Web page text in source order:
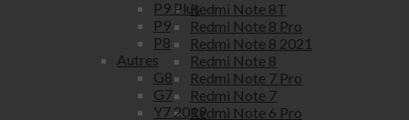
Redmi Note 8T
Redmi Note 8 Pro
Redmi Note 8 2021
Redmi Note 8
Redmi Note 7 Pro
Redmi Note 7
Redmi Note 6 Pro
P9 Plus
P9
P8
Autres
G8
G7
Y7 2019